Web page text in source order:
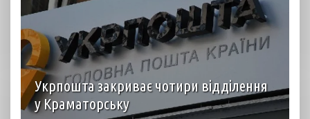
Укрпошта закриває чотири відділення
у Краматорську